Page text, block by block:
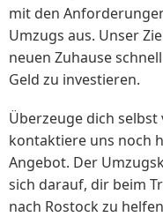
mit den
Umzugs aus. Unser
neuen Zuhause
Geld zu investieren.
Überzeuge dich
kontaktiere uns noch
Angebot. Der
sich darauf, dir beim
nach Rostock zu